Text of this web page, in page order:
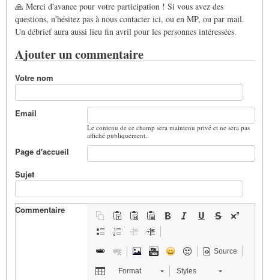
🙏 Merci d'avance pour votre participation ! Si vous avez des
questions, n'hésitez pas à nous contacter ici, ou en MP, ou par mail.
Un débrief aura aussi lieu fin avril pour les personnes intéressées.
Ajouter un commentaire
Votre nom
Email
Le contenu de ce champ sera maintenu privé et ne sera pas
affiché publiquement.
Page d'accueil
Sujet
Commentaire
Source
Format Styles